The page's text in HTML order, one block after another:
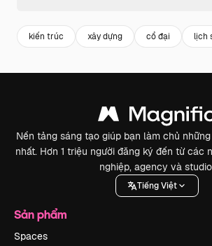
kiến trúc xây dựng cổ đại lịch
Nền tảng sáng tạo giúp bạn làm chủ
nhất. Hơn 1 triệu người đăng ký đến từ các
nghiệp, agency và
Tiếng Việt
Sản phẩm
Spaces